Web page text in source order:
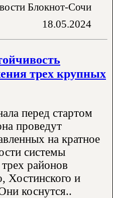
Блокнот-Сочи
18.05.2024
трех крупных
перед стартом
проведут
на кратное
системы
районов
Хостинского и
коснутся..